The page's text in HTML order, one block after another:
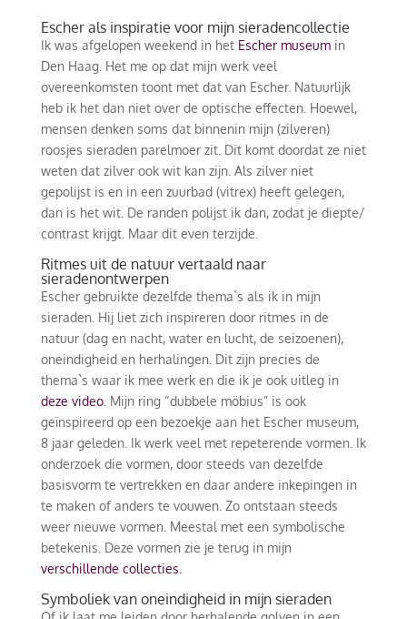
Escher als inspiratie voor mijn sieradencollectie
Ik was afgelopen weekend in hetEscher museumin
Den Haag. Het me op dat mijn werk veel
overeenkomsten toont met dat van Escher. Natuurlijk
heb ik het dan niet over de optische effecten. Hoewel,
mensen denken soms dat binnenin mijn (zilveren)
roosjes sieraden parelmoer zit. Dit komt doordat ze niet
weten dat zilver ook wit kan zijn. Als zilver niet
gepolijst is en in een zuurbad (vitrex) heeft gelegen,
dan is het wit. De randen polijst ik dan, zodat je diepte/
contrast krijgt. Maar dit even terzijde.
Ritmes uit de natuur vertaald naar
sieradenontwerpen
Escher gebruikte dezelfde thema`s als ik in mijn
sieraden. Hij liet zich inspireren door ritmes in de
natuur (dag en nacht, water en lucht, de seizoenen),
oneindigheid en herhalingen. Dit zijn precies de
thema`s waar ik mee werk en die ik je ook uitleg in
deze video. Mijn ring “dubbele möbius” is ook
geïnspireerd op een bezoekje aan het Escher museum,
8 jaar geleden. Ik werk veel met repeterende vormen. Ik
onderzoek die vormen, door steeds van dezelfde
basisvorm te vertrekken en daar andere inkepingen in
te maken of anders te vouwen. Zo ontstaan steeds
weer nieuwe vormen. Meestal met een symbolische
betekenis. Deze vormen zie je terug in mijn
verschillende collecties.
Symboliek van oneindigheid in mijn sieraden